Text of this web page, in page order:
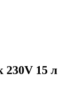
230V 15 л